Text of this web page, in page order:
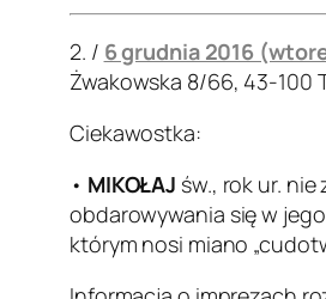
2. / 6 grudnia 2016
Żwakowska 8/66, 43-100
Ciekawostka:
• MIKOŁAJ św., rok ur.
obdarowywania się w
którym nosi miano